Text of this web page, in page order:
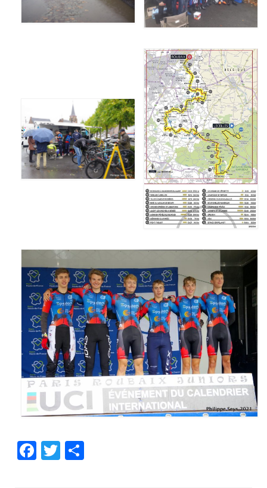
Sorties
Plan d’entraînement 2026
Nos organisations de la saison
VTT
Team Hase
Nos organisations de la saison
Facebook
Twitter